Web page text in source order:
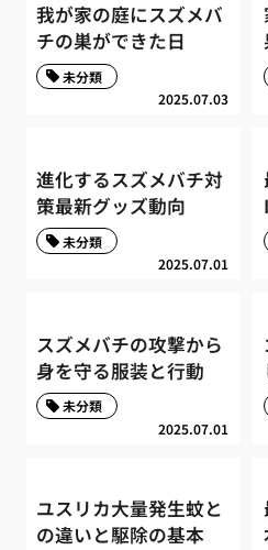
我が家の庭にスズメバ
チの巣ができた日
2025.07.03
未分類
進化するスズメバチ対
策最新グッズ動向
2025.07.01
未分類
スズメバチの攻撃から
身を守る服装と行動
2025.07.01
未分類
ユスリカ大量発生蚊と
の違いと駆除の基本